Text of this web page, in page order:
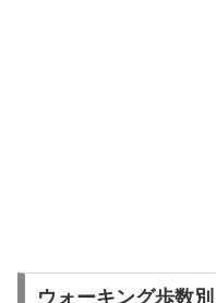
ウォーキング歩数別